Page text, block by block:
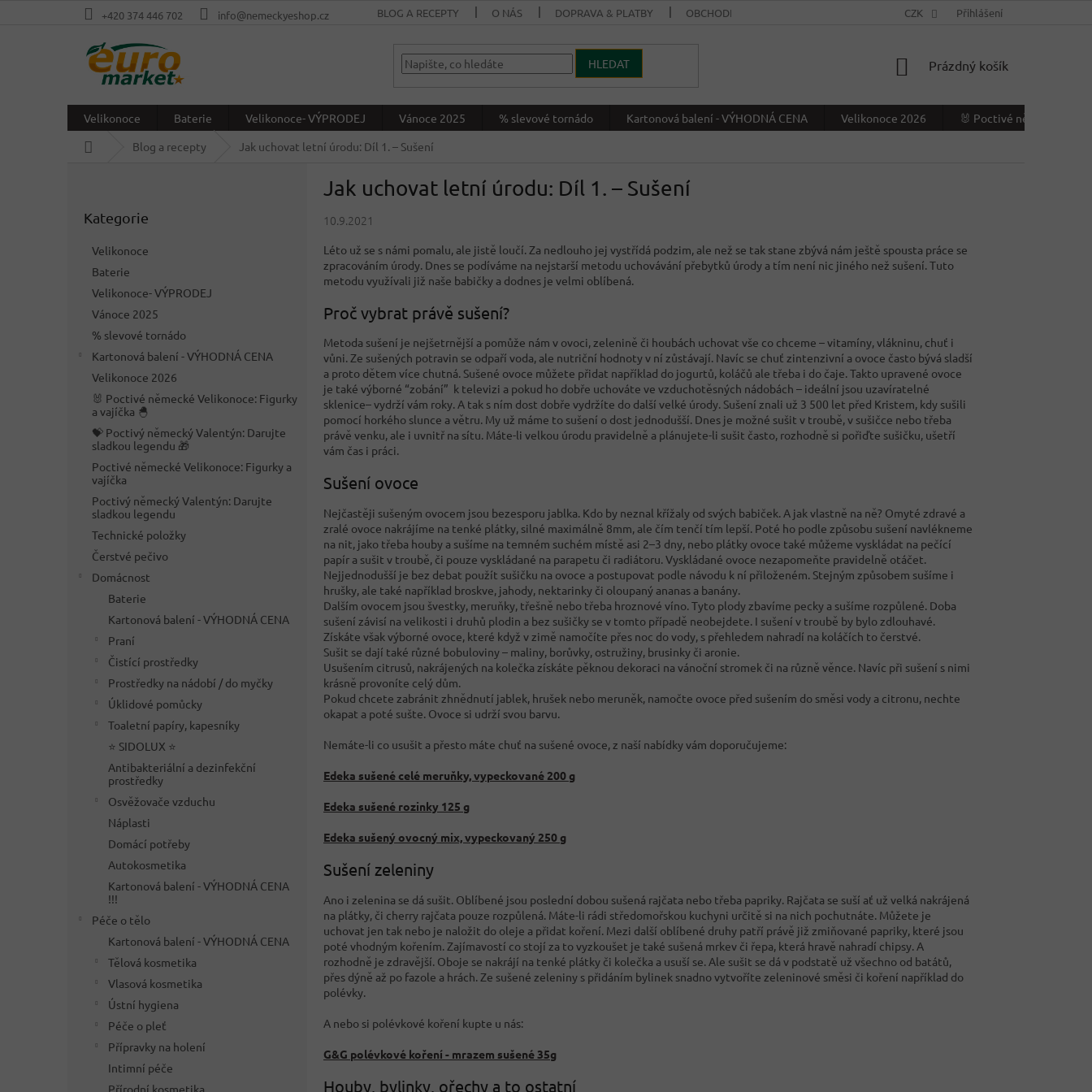
+420 374 446 702 info@nemeckyeshop.cz BLOG A RECEPTY O NÁS DOPRAVA & PLATBY OBCHODNÍ PODMÍNKY VÝDEJNÍ MÍSTO
CZK Přihlášení
HLEDAT
NÁKUPNÍ
Prázdný košík
Velikonoce Baterie Velikonoce- VÝPRODEJ Vánoce 2025 % slevové tornádo Kartonová balení - VÝHODNÁ CENA Velikonoce 2026
🐰 Poctivé německé
Blog a recepty Jak uchovat letní úrodu: Díl 1. – Sušení
kategorie
Kategorie
Velikonoce
Baterie
Velikonoce- VÝPRODEJ
Vánoce 2025
% slevové tornádo
Kartonová balení - VÝHODNÁ CENA
Velikonoce 2026
🐰 Poctivé německé Velikonoce: Figurky
a vajíčka 🐣
💝 Poctivý německý Valentýn: Darujte
sladkou legendu 🎁
Poctivé německé Velikonoce: Figurky a
vajíčka
Poctivý německý Valentýn: Darujte
sladkou legendu
Technické položky
Čerstvé pečivo
Domácnost
Baterie
Kartonová balení - VÝHODNÁ CENA
Praní
Čistící prostředky
Prostředky na nádobí / do myčky
Úklidové pomůcky
Toaletní papíry, kapesníky
⭐ SIDOLUX ⭐
Antibakteriální a dezinfekční
prostředky
Osvěžovače vzduchu
Náplasti
Domácí potřeby
Autokosmetika
Kartonová balení - VÝHODNÁ CENA
!!!
Péče o tělo
Kartonová balení - VÝHODNÁ CENA
Tělová kosmetika
Vlasová kosmetika
Ústní hygiena
Péče o pleť
Přípravky na holení
Intimní péče
Přírodní kosmetika
Jak uchovat letní úrodu: Díl 1. – Sušení
10.9.2021
Léto už se s námi pomalu, ale jistě loučí. Za nedlouho jej vystřídá podzim, ale než se tak stane zbývá nám ještě spousta práce se
zpracováním úrody. Dnes se podíváme na nejstarší metodu uchovávání přebytků úrody a tím není nic jiného než sušení. Tuto
metodu využívali již naše babičky a dodnes je velmi oblíbená.
Proč vybrat právě sušení?
Metoda sušení je nejšetrnější a pomůže nám v ovoci, zelenině či houbách uchovat vše co chceme – vitamíny, vlákninu, chuť i
vůni. Ze sušených potravin se odpaří voda, ale nutriční hodnoty v ní zůstávají. Navíc se chuť zintenzivní a ovoce často bývá sladší
a proto dětem více chutná. Sušené ovoce můžete přidat například do jogurtů, koláčů ale třeba i do čaje. Takto upravené ovoce
je také výborné “zobání” k televizi a pokud ho dobře uchováte ve vzduchotěsných nádobách – ideální jsou uzavíratelné
sklenice– vydrží vám roky. A tak s ním dost dobře vydržíte do další velké úrody. Sušení znali už 3 500 let před Kristem, kdy sušili
pomocí horkého slunce a větru. My už máme to sušení o dost jednodušší. Dnes je možné sušit v troubě, v sušičce nebo třeba
právě venku, ale i uvnitř na sítu. Máte-li velkou úrodu pravidelně a plánujete-li sušit často, rozhodně si pořiďte sušičku, ušetří
vám čas i práci.
Sušení ovoce
Nejčastěji sušeným ovocem jsou bezesporu jablka. Kdo by neznal křížaly od svých babiček. A jak vlastně na ně? Omyté zdravé a
zralé ovoce nakrájíme na tenké plátky, silné maximálně 8mm, ale čím tenčí tím lepší. Poté ho podle způsobu sušení navlékneme
na nit, jako třeba houby a sušíme na temném suchém místě asi 2–3 dny, nebo plátky ovoce také můžeme vyskládat na pečící
papír a sušit v troubě, či pouze vyskládané na parapetu či radiátoru. Vyskládané ovoce nezapomeňte pravidelně otáčet.
Nejjednodušší je bez debat použít sušičku na ovoce a postupovat podle návodu k ní přiloženém. Stejným způsobem sušíme i
hrušky, ale také například broskve, jahody, nektarinky či oloupaný ananas a banány.
Dalším ovocem jsou švestky, meruňky, třešně nebo třeba hroznové víno. Tyto plody zbavíme pecky a sušíme rozpůlené. Doba
sušení závisí na velikosti i druhů plodin a bez sušičky se v tomto případě neobejdete. I sušení v troubě by bylo zdlouhavé.
Získáte však výborné ovoce, které když v zimě namočíte přes noc do vody, s přehledem nahradí na koláčích to čerstvé.
Sušit se dají také různé bobuloviny – maliny, borůvky, ostružiny, brusinky či aronie.
Usušením citrusů, nakrájených na kolečka získáte pěknou dekoraci na vánoční stromek či na různě věnce. Navíc při sušení s nimi
krásně provoníte celý dům.
Pokud chcete zabránit zhnědnutí jablek, hrušek nebo meruněk, namočte ovoce před sušením do směsi vody a citronu, nechte
okapat a poté sušte. Ovoce si udrží svou barvu.
Nemáte-li co usušit a přesto máte chuť na sušené ovoce, z naší nabídky vám doporučujeme:
Edeka sušené celé meruňky, vypeckované 200 g
Edeka sušené rozinky 125 g
Edeka sušený ovocný mix, vypeckovaný 250 g
Sušení zeleniny
Ano i zelenina se dá sušit. Oblíbené jsou poslední dobou sušená rajčata nebo třeba papriky. Rajčata se suší ať už velká nakrájená
na plátky, či cherry rajčata pouze rozpůlená. Máte-li rádi středomořskou kuchyni určitě si na nich pochutnáte. Můžete je
uchovat jen tak nebo je naložit do oleje a přidat koření. Mezi další oblíbené druhy patří právě již zmiňované papriky, které jsou
poté vhodným kořením. Zajímavostí co stojí za to vyzkoušet je také sušená mrkev či řepa, která hravě nahradí chipsy. A
rozhodně je zdravější. Oboje se nakrájí na tenké plátky či kolečka a usuší se. Ale sušit se dá v podstatě už všechno od batátů,
přes dýně až po fazole a hrách. Ze sušené zeleniny s přidáním bylinek snadno vytvoříte zeleninové směsi či koření například do
polévky.
A nebo si polévkové koření kupte u nás:
G&G polévkové koření - mrazem sušené 35g
Houby, bylinky, ořechy a to ostatní